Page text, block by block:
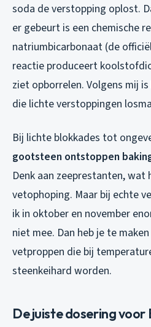
soda de verstopping oplost.
er gebeurt is een chemische
natriumbicarbonaat (de
reactie produceert
ziet opborrelen. Volgens mij
die lichte verstoppingen
Bij lichte blokkades tot
gootsteen ontstoppen
Denk aan zeeprestanten, wat
vetophoping. Maar bij echte
ik in oktober en november
niet mee. Dan heb je te
vetproppen die bij
steenkeihard worden.
De juiste dosering